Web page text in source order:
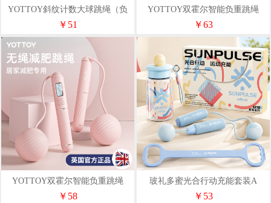
YOTTOY斜纹计数大球跳绳（负
重+两用）粉、蓝
￥51
YOTTOY双霍尔智能负重跳绳
（负重+两用）粉、蓝
￥63
YOTTOY双霍尔智能负重跳绳
（负重+无绳）粉、蓝
￥58
玻礼多蜜光合行动充能套装A
￥53